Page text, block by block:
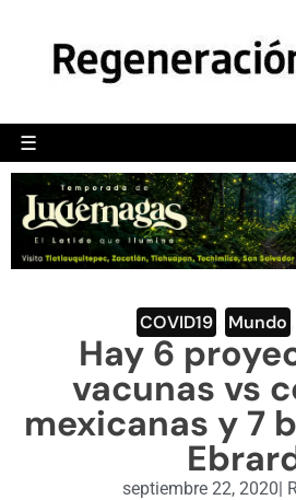
☰
POLÍTICA
CAMALEÓN
OPINIÓN
DEPORTES
ENGLISH
VIDEOS
COVID19 Mundo
Hay 6
vacunas vs
mexicanas y 7
septiembre 22, 2020|